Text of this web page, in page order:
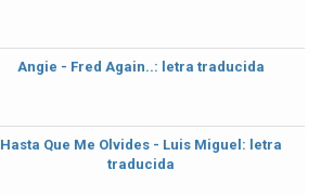
Angie - Fred Again..: letra traducida
Hasta Que Me Olvides - Luis Miguel: letra
traducida